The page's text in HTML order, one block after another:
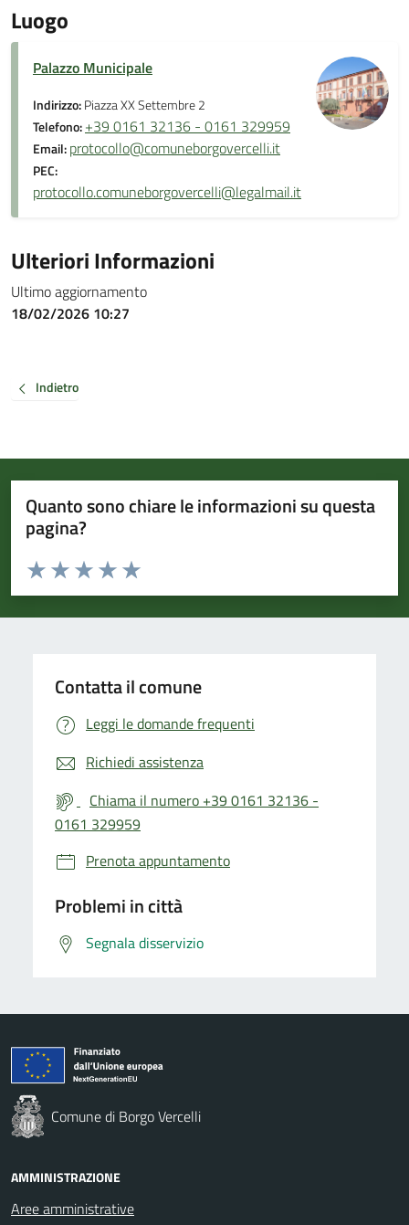
Luogo
Palazzo Municipale
Indirizzo:Piazza XX Settembre 2
Telefono:+39 0161 32136 - 0161 329959
Email:protocollo@comuneborgovercelli.it
PEC:
protocollo.comuneborgovercelli@legalmail.it
Ulteriori Informazioni
Ultimo aggiornamento
18/02/2026 10:27
Indietro
Quanto sono chiare le informazioni su questa
pagina?
Valuta da 1 a 5 stelle la pagina
Valuta 5 stelle su 5
Valuta 4 stelle su 5
Valuta 3 stelle su 5
Valuta 2 stelle su 5
Valuta 1 stelle su 5
Contatta il comune
Leggi le domande frequenti
Richiedi assistenza
Chiama il numero +39 0161 32136 -
0161 329959
Prenota appuntamento
Problemi in città
Segnala disservizio
Comune di Borgo Vercelli
AMMINISTRAZIONE
Aree amministrative